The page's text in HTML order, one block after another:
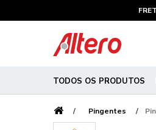
TODOS OS PRODUTOS
Pingentes